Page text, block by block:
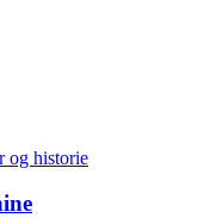
og historie